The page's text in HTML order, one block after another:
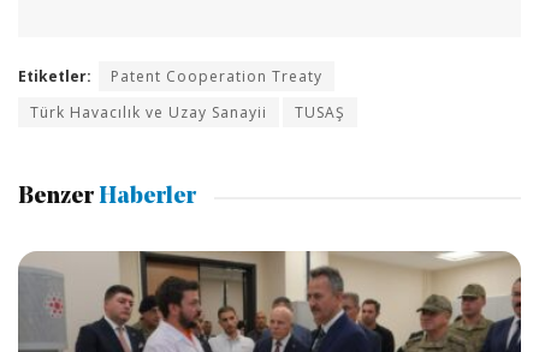
Etiketler:
Patent Cooperation Treaty
Türk Havacılık ve Uzay Sanayii
TUSAŞ
Benzer Haberler